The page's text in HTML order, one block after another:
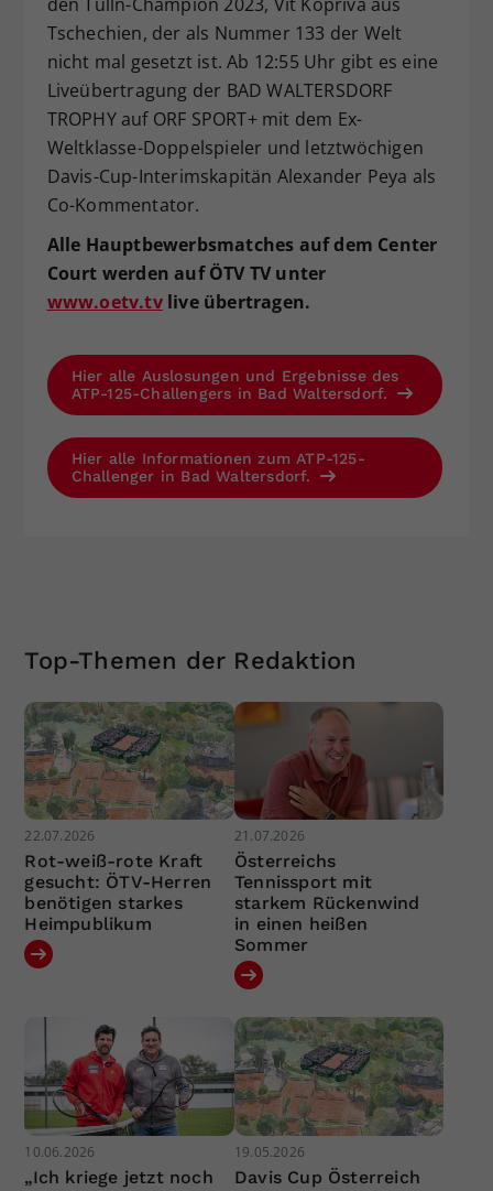
Tschechien, der als Nummer 133 der Welt
nicht mal gesetzt ist. Ab 12:55 Uhr gibt es eine
Liveübertragung der BAD WALTERSDORF
TROPHY auf ORF SPORT+ mit dem Ex-
Weltklasse-Doppelspieler und letztwöchigen
Davis-Cup-Interimskapitän Alexander Peya als
Co-Kommentator.
Alle Hauptbewerbsmatches auf dem Center
Court werden auf ÖTV TV unter
www.oetv.tvlive übertragen.
Hier alle Auslosungen und Ergebnisse des
ATP-125-Challengers in Bad Waltersdorf.
Hier alle Informationen zum ATP-125-
Challenger in Bad Waltersdorf.
Top-Themen der Redaktion
22.07.2026
Rot-weiß-rote Kraft
gesucht: ÖTV-Herren
benötigen starkes
Heimpublikum
21.07.2026
Österreichs
Tennissport mit
starkem Rückenwind
in einen heißen
Sommer
10.06.2026
„Ich kriege jetzt noch
19.05.2026
Davis Cup Österreich